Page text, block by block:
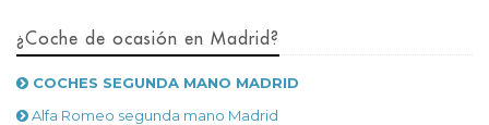
¿Coche de ocasión en Madrid?
COCHES SEGUNDA MANO MADRID
Alfa Romeo segunda mano Madrid